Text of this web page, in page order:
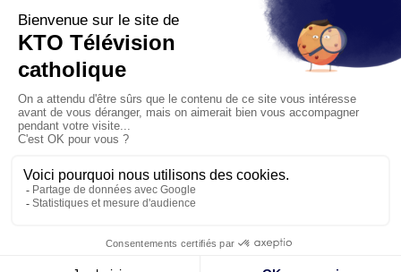
Les reportages d'été 2026 de KTO
La visite pastorale du pape Léon
XIV à Assise à suivre sur KTO le
jeudi 6 août
Le pape en Uruguay, Argentine et
Pérou du 6 au 17 novembre 2026